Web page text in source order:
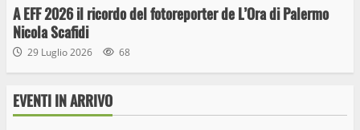
A EFF 2026 il ricordo del fotoreporter de L’Ora di Palermo
Nicola Scafidi
29 Luglio 2026 68
EVENTI IN ARRIVO